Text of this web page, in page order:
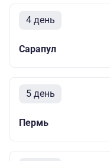
4 день
Сарапул
5 день
Пермь